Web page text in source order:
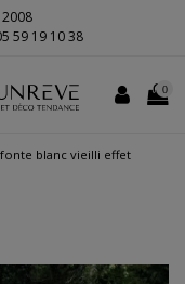
59 19 10 38
0
blanc vieilli effet